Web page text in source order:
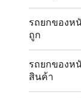
รถยกของห
ถูก
รถยกของห
สินค้า